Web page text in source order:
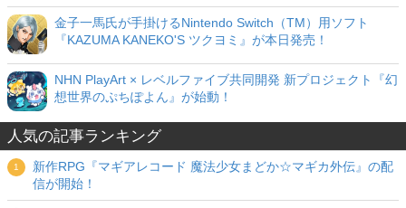
金子一馬氏が手掛けるNintendo Switch（TM）用ソフト
『KAZUMA KANEKO'S ツクヨミ』が本日発売！
NHN PlayArt × レベルファイブ共同開発 新プロジェクト『幻
想世界のぷちぽよん』が始動！
人気の記事ランキング
新作RPG『マギアレコード 魔法少女まどか☆マギカ外伝』の配
信が開始！